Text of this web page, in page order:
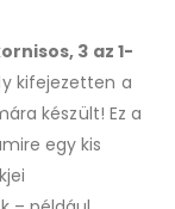
3 az 1-
kifejezetten a
készült! Ez a
egy kis